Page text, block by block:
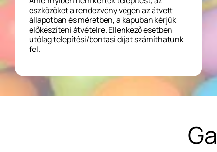
eszközöket a rendezvény végén az átvett
állapotban és méretben, a kapuban kérjük
előkészíteni átvételre. Ellenkező esetben
utólag telepítési/bontási díjat számíthatunk
fel.